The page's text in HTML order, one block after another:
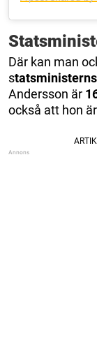
Där kan man
s
Andersson är
också att hon